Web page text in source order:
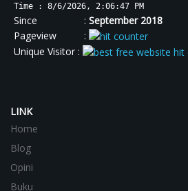
Time : 8/6/2026, 2:06:47 PM
Since : September 2018
Pageview :
Unique Visitor :
LINK
Home
Blog
Opini
Buku